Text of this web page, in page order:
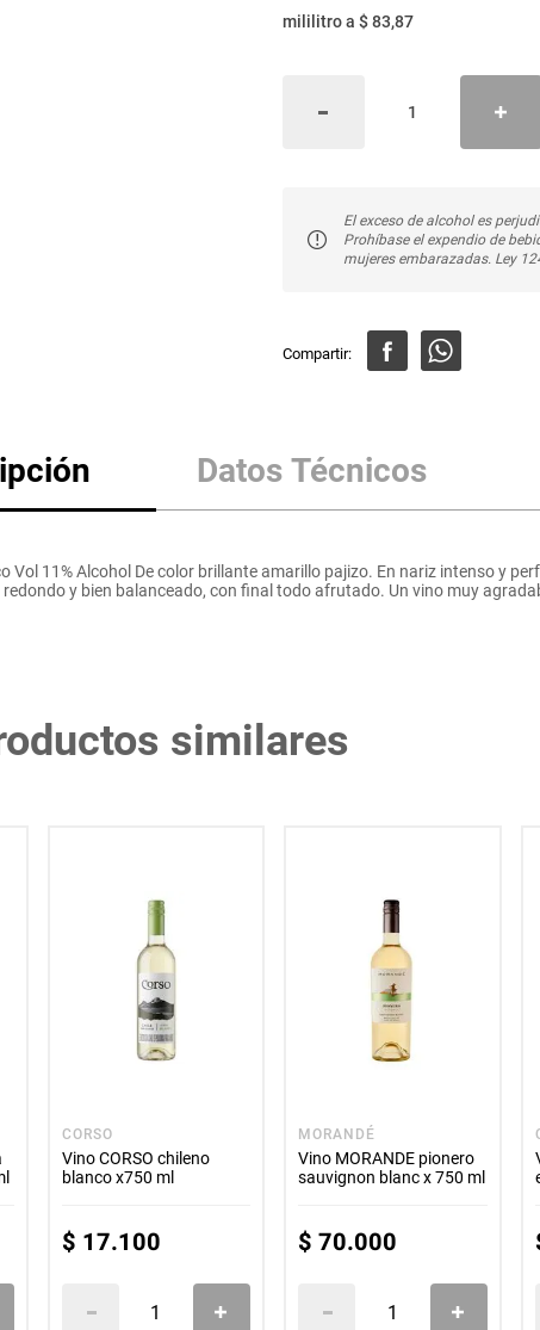
mililitroa $ 83,87
El exceso de alcohol es
Prohíbase el expendio de
mujeres embarazadas. Ley
Datos Técnicos
11% Alcohol De color brillante amarillo pajizo. En nariz intenso y
y bien balanceado, con final todo afrutado. Un vino muy
similares
CORSO
Vino CORSO chileno
blanco x750 ml
$ 17.100
MORANDÉ
Vino MORANDE pionero
sauvignon blanc x 750 ml
$ 70.000